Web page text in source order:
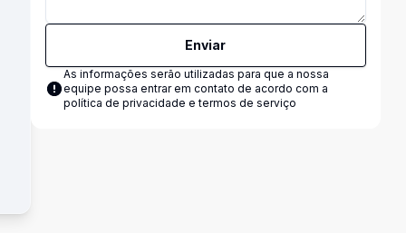
Enviar
As informações serão utilizadas para que a nossa
equipe possa entrar em contato de acordo com a
política de privacidade e termos de serviço